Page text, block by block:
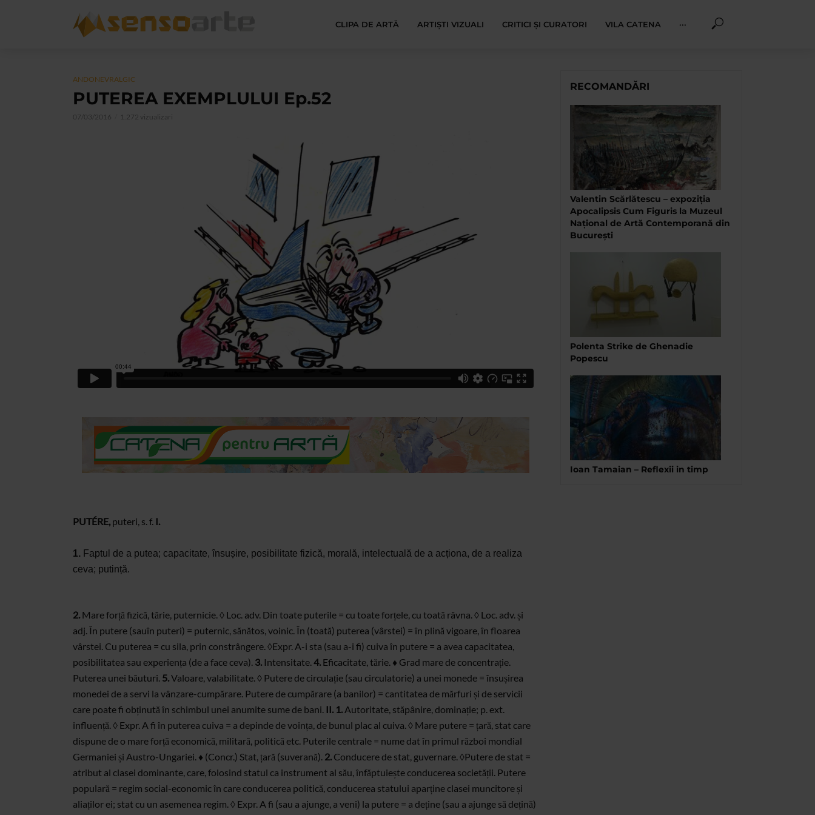
CLIPA DE ARTĂ ARTIȘTI VIZUALI CRITICI ȘI CURATORI VILA CATENA ···
ANDONEVRALGIC
PUTEREA EXEMPLULUI Ep.52
07/03/2016 1.272 vizualizari
PUTÉRE, puteri, s. f. I.
1. Faptul de a putea; capacitate, însușire, posibilitate fizică, morală, intelectuală de a acționa, de a realiza
ceva; putință.
2. Mare forță fizică, tărie, puternicie. ◊ Loc. adv. Din toate puterile = cu toate forțele, cu toată râvna. ◊ Loc. adv. și
adj. În putere (sauîn puteri) = puternic, sănătos, voinic. În (toată) puterea (vârstei) = în plină vigoare, în floarea
vârstei. Cu puterea = cu sila, prin constrângere. ◊Expr. A-i sta (sau a-i fi) cuiva în putere = a avea capacitatea,
posibilitatea sau experiența (de a face ceva). 3. Intensitate. 4. Eficacitate, tărie. ♦ Grad mare de concentrație.
Puterea unei băuturi. 5.Valoare, valabilitate. ◊ Putere de circulație (sau circulatorie) a unei monede = însușirea
monedei de a servi la vânzare-cumpărare. Putere de cumpărare (a banilor) = cantitatea de mărfuri și de servicii
care poate fi obținută în schimbul unei anumite sume de bani. II. 1. Autoritate, stăpânire, dominație; p. ext.
influență. ◊ Expr. A fi în puterea cuiva = a depinde de voința, de bunul plac al cuiva. ◊ Mare putere = țară, stat care
dispune de o mare forță economică, militară, politică etc. Puterile centrale = nume dat în primul război mondial
Germaniei și Austro-Ungariei. ♦ (Concr.) Stat, țară (suverană). 2. Conducere de stat, guvernare. ◊Putere de stat =
atribut al clasei dominante, care, folosind statul ca instrument al său, înfăptuiește conducerea societății. Putere
populară = regim social-economic în care conducerea politică, conducerea statului aparține clasei muncitore și
aliaților ei; stat cu un asemenea regim. ◊ Expr. A fi (sau a ajunge, a veni) la putere = a deține (sau a ajunge să dețină)
RECOMANDĂRI
Valentin Scărlătescu – expoziția
Apocalipsis Cum Figuris la Muzeul
Național de Artă Contemporană din
București
Polenta Strike de Ghenadie
Popescu
Ioan Tamaian – Reflexii in timp